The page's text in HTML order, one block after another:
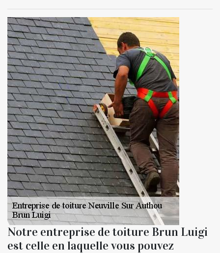
Notre entreprise de toiture Brun Luigi
est celle en laquelle vous pouvez